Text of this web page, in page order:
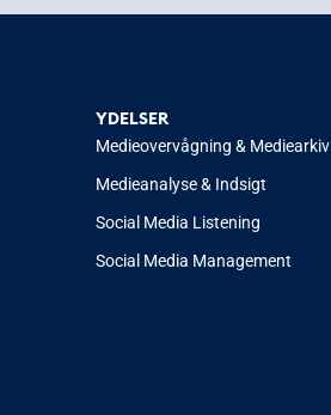
YDELSER
Medieovervågning & Mediearkiv
Medieanalyse & Indsigt
Social Media Listening
Social Media Management